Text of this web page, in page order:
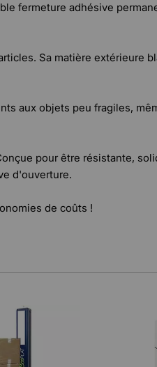
fermeture adhésive
Sa matière extérieure
aux objets peu fragiles,
pour être résistante,
d'ouverture.
de coûts !